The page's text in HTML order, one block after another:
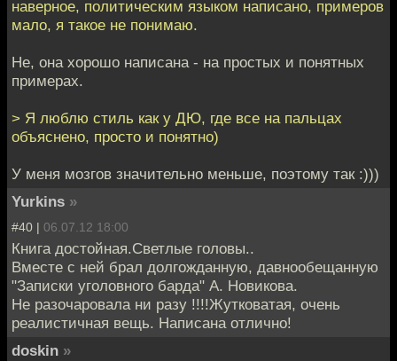
наверное, политическим языком написано, примеров
мало, я такое не понимаю.
Не, она хорошо написана - на простых и понятных
примерах.
> Я люблю стиль как у ДЮ, где все на пальцах
объяснено, просто и понятно)
У меня мозгов значительно меньше, поэтому так :)))
Yurkins »
#40 | 06.07.12 18:00
Книга достойная.Светлые головы..
Вместе с ней брал долгожданную, давнообещанную
"Записки уголовного барда" А. Новикова.
Не разочаровала ни разу !!!!Жутковатая, очень
реалистичная вещь. Написана отлично!
doskin »